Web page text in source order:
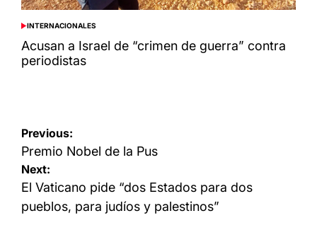
POSTED
IN
INTERNACIONALES
Acusan a Israel de “crimen de guerra” contra
periodistas
Navegación
de
entradas
Previous:
Premio Nobel de la Pus
Next:
El Vaticano pide “dos Estados para dos
pueblos, para judíos y palestinos”